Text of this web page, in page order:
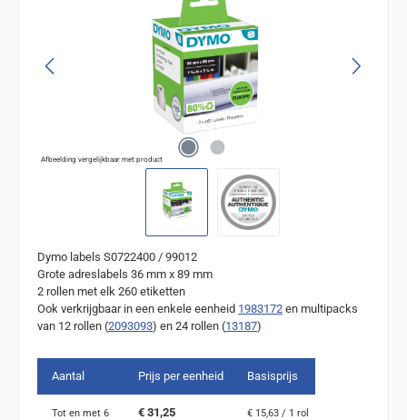
Afbeelding vergelijkbaar met product
Dymo labels S0722400 / 99012
Grote adreslabels 36 mm x 89 mm
2 rollen met elk 260 etiketten
Ook verkrijgbaar in een enkele eenheid 1983172 en multipacks
van 12 rollen (2093093) en 24 rollen (13187)
Aantal Prijs per eenheid Basisprijs
Tot en met 6 € 31,25 € 15,63 / 1 rol